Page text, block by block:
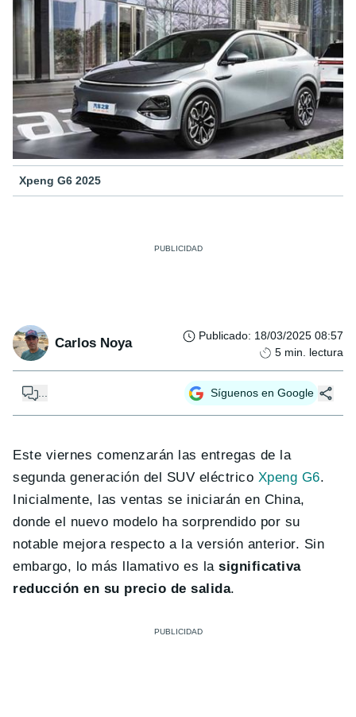
Xpeng G6 2025
Carlos Noya Publicado: 18/03/2025 08:57
5 min. lectura
... Síguenos en Google
Este viernes comenzarán las entregas de la
segunda generación del SUV eléctrico Xpeng G6.
Inicialmente, las ventas se iniciarán en China,
donde el nuevo modelo ha sorprendido por su
notable mejora respecto a la versión anterior. Sin
embargo, lo más llamativo es lasignificativa
reducción en su precio de salida.